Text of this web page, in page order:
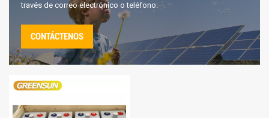
través de correo electrónico o teléfono.
CONTÁCTENOS